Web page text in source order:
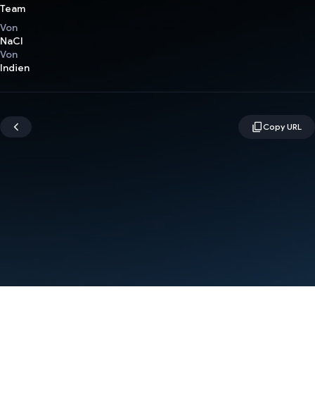
Team
Von
NaCl
Von
Indien